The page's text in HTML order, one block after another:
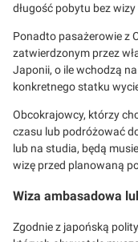
długość pobytu bez
Ponadto pasażerowie z
zatwierdzonym przez
Japonii, o ile wchodzą
konkretnego statku
Obcokrajowcy, którzy
czasu lub podróżować
lub na studia, będą
wizę przed planowaną
Wiza ambasadowa
Zgodnie z japońską